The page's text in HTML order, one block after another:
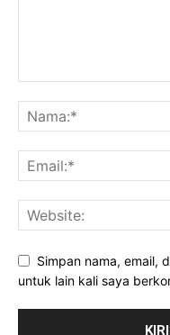
Simpan nama, email,
untuk lain kali saya